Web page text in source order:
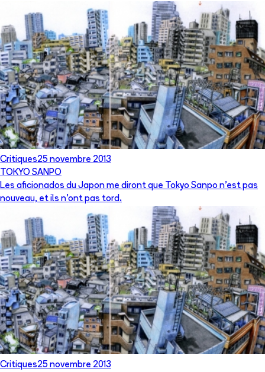
Critiques25 novembre 2013
TOKYO SANPO
Les aficionados du Japon me diront que Tokyo Sanpo n'est pas
nouveau, et ils n'ont pas tord.
Critiques25 novembre 2013